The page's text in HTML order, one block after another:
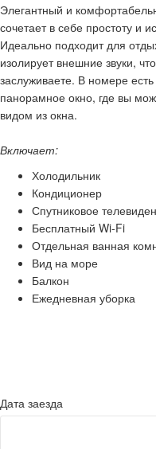
Элегантный и
сочетает в себе простоту и
Идеально подходит для
изолирует внешние звуки,
заслуживаете. В номере
панорамное окно, где вы
видом из окна.
Включает:
Холодильник
Кондиционер
Спутниковое
Бесплатный Wi-Fi
Отдельная ванная
Вид на море
Балкон
Ежедневная уборка
Дата заезда